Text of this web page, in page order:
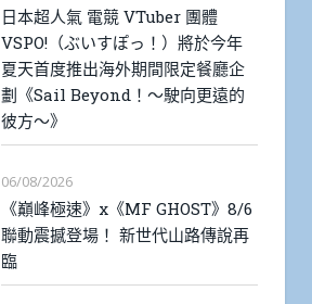
日本超人氣 電競 VTuber 團體
VSPO!（ぶいすぽっ！）將於今年
夏天首度推出海外期間限定餐廳企
劃《Sail Beyond！～駛向更遠的
彼方～》
06/08/2026
《巔峰極速》x《MF GHOST》8/6
聯動震撼登場！ 新世代山路傳說再
臨